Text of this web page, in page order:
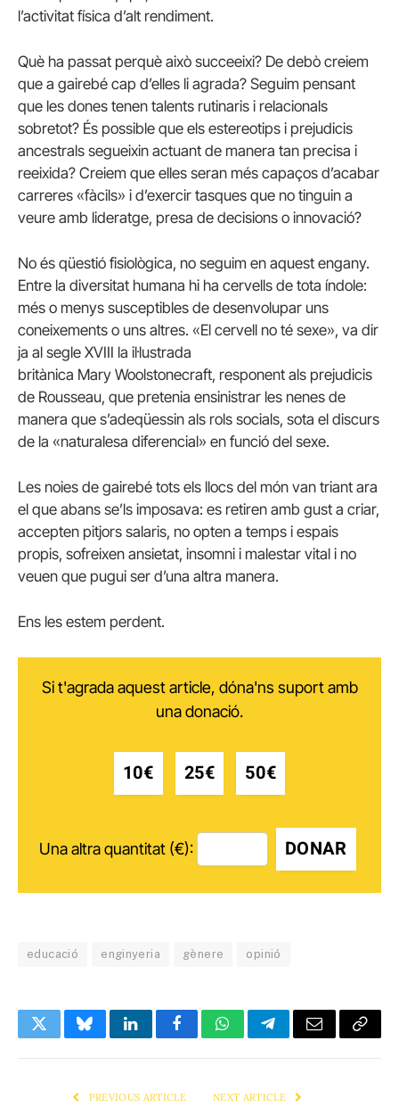
l’activitat física d’alt rendiment.
Què ha passat perquè això succeeixi? De debò creiem
que a gairebé cap d’elles li agrada? Seguim pensant
que les dones tenen talents rutinaris i relacionals
sobretot? És possible que els estereotips i prejudicis
ancestrals segueixin actuant de manera tan precisa i
reeixida? Creiem que elles seran més capaços d’acabar
carreres «fàcils» i d’exercir tasques que no tinguin a
veure amb lideratge, presa de decisions o innovació?
No és qüestió fisiològica, no seguim en aquest engany.
Entre la diversitat humana hi ha cervells de tota índole:
més o menys susceptibles de desenvolupar uns
coneixements o uns altres. «El cervell no té sexe», va dir
ja al segle XVIII la il·lustrada
britànica Mary Woolstonecraft, responent als prejudicis
de Rousseau, que pretenia ensinistrar les nenes de
manera que s’adeqüessin als rols socials, sota el discurs
de la «naturalesa diferencial» en funció del sexe.
Les noies de gairebé tots els llocs del món van triant ara
el que abans se’ls imposava: es retiren amb gust a criar,
accepten pitjors salaris, no opten a temps i espais
propis, sofreixen ansietat, insomni i malestar vital i no
veuen que pugui ser d’una altra manera.
Ens les estem perdent.
Si t'agrada aquest article, dóna'ns suport amb
una donació.
10€ 25€ 50€
Una altra quantitat (€): DONAR
educació enginyeria gènere opinió
TwitterBlueskyLinkedInFacebookWhatsAppTelegramEmail Copy
PREVIOUS ARTICLE NEXT ARTICLE